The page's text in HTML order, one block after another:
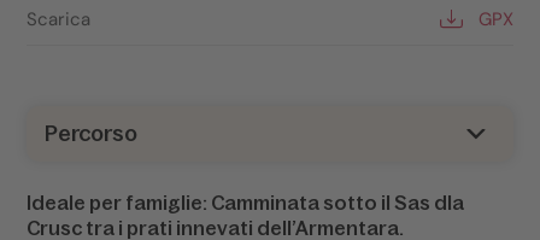
Percorso
Ideale per famiglie: Camminata sotto il Sas dla
Crusc tra i prati innevati dell’Armentara.
Scarica GPX